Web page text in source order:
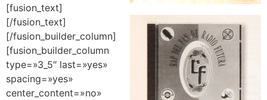
[fusion_text]
[/fusion_text]
[/fusion_builder_column]
[fusion_builder_column
type=»3_5″ last=»yes»
spacing=»yes»
center_content=»no»